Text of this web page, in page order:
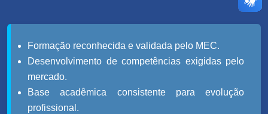
Formação reconhecida e validada pelo MEC.
Desenvolvimento de competências exigidas pelo
mercado.
Base acadêmica consistente para evolução
profissional.